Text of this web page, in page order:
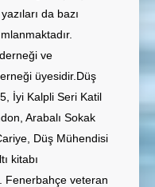
da bazı
ve
üyesidir.Düş
İyi Kalpli Seri Katil
Arabalı Sokak
Düş Mühendisi
kitabı
Fenerbahçe veteran